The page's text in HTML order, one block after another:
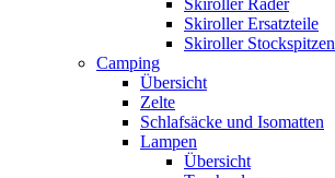
Skiroller Räder
Skiroller Ersatzteile
Skiroller Stockspitzen
Camping
Übersicht
Zelte
Schlafsäcke und Isomatten
Lampen
Übersicht